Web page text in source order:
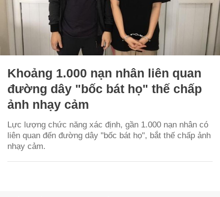
Khoảng 1.000 nạn nhân liên quan
đường dây "bốc bát họ" thế chấp
ảnh nhạy cảm
Lực lượng chức năng xác định, gần 1.000 nạn nhân có
liên quan đến đường dây "bốc bát họ", bắt thế chấp ảnh
nhạy cảm.